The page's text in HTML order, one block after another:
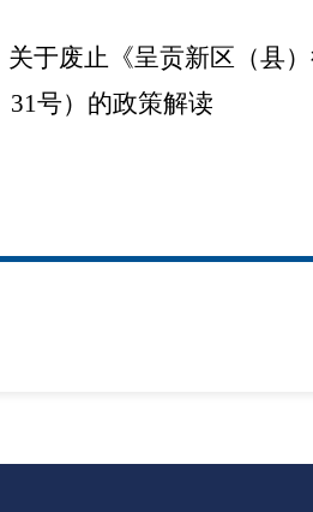
关于废止《呈贡新区（县
31号）的政策解读